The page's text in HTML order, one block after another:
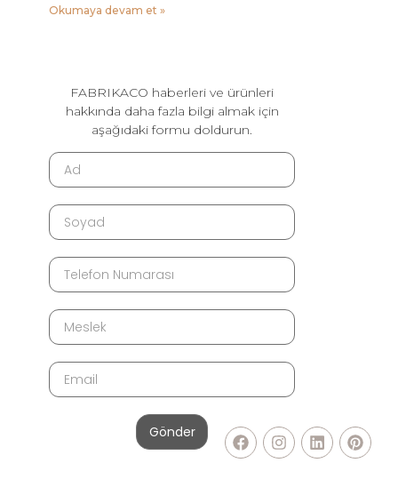
Okumaya devam et »
FABRIKACO haberleri ve ürünleri
hakkında daha fazla bilgi almak için
aşağıdaki formu doldurun.
Gönder